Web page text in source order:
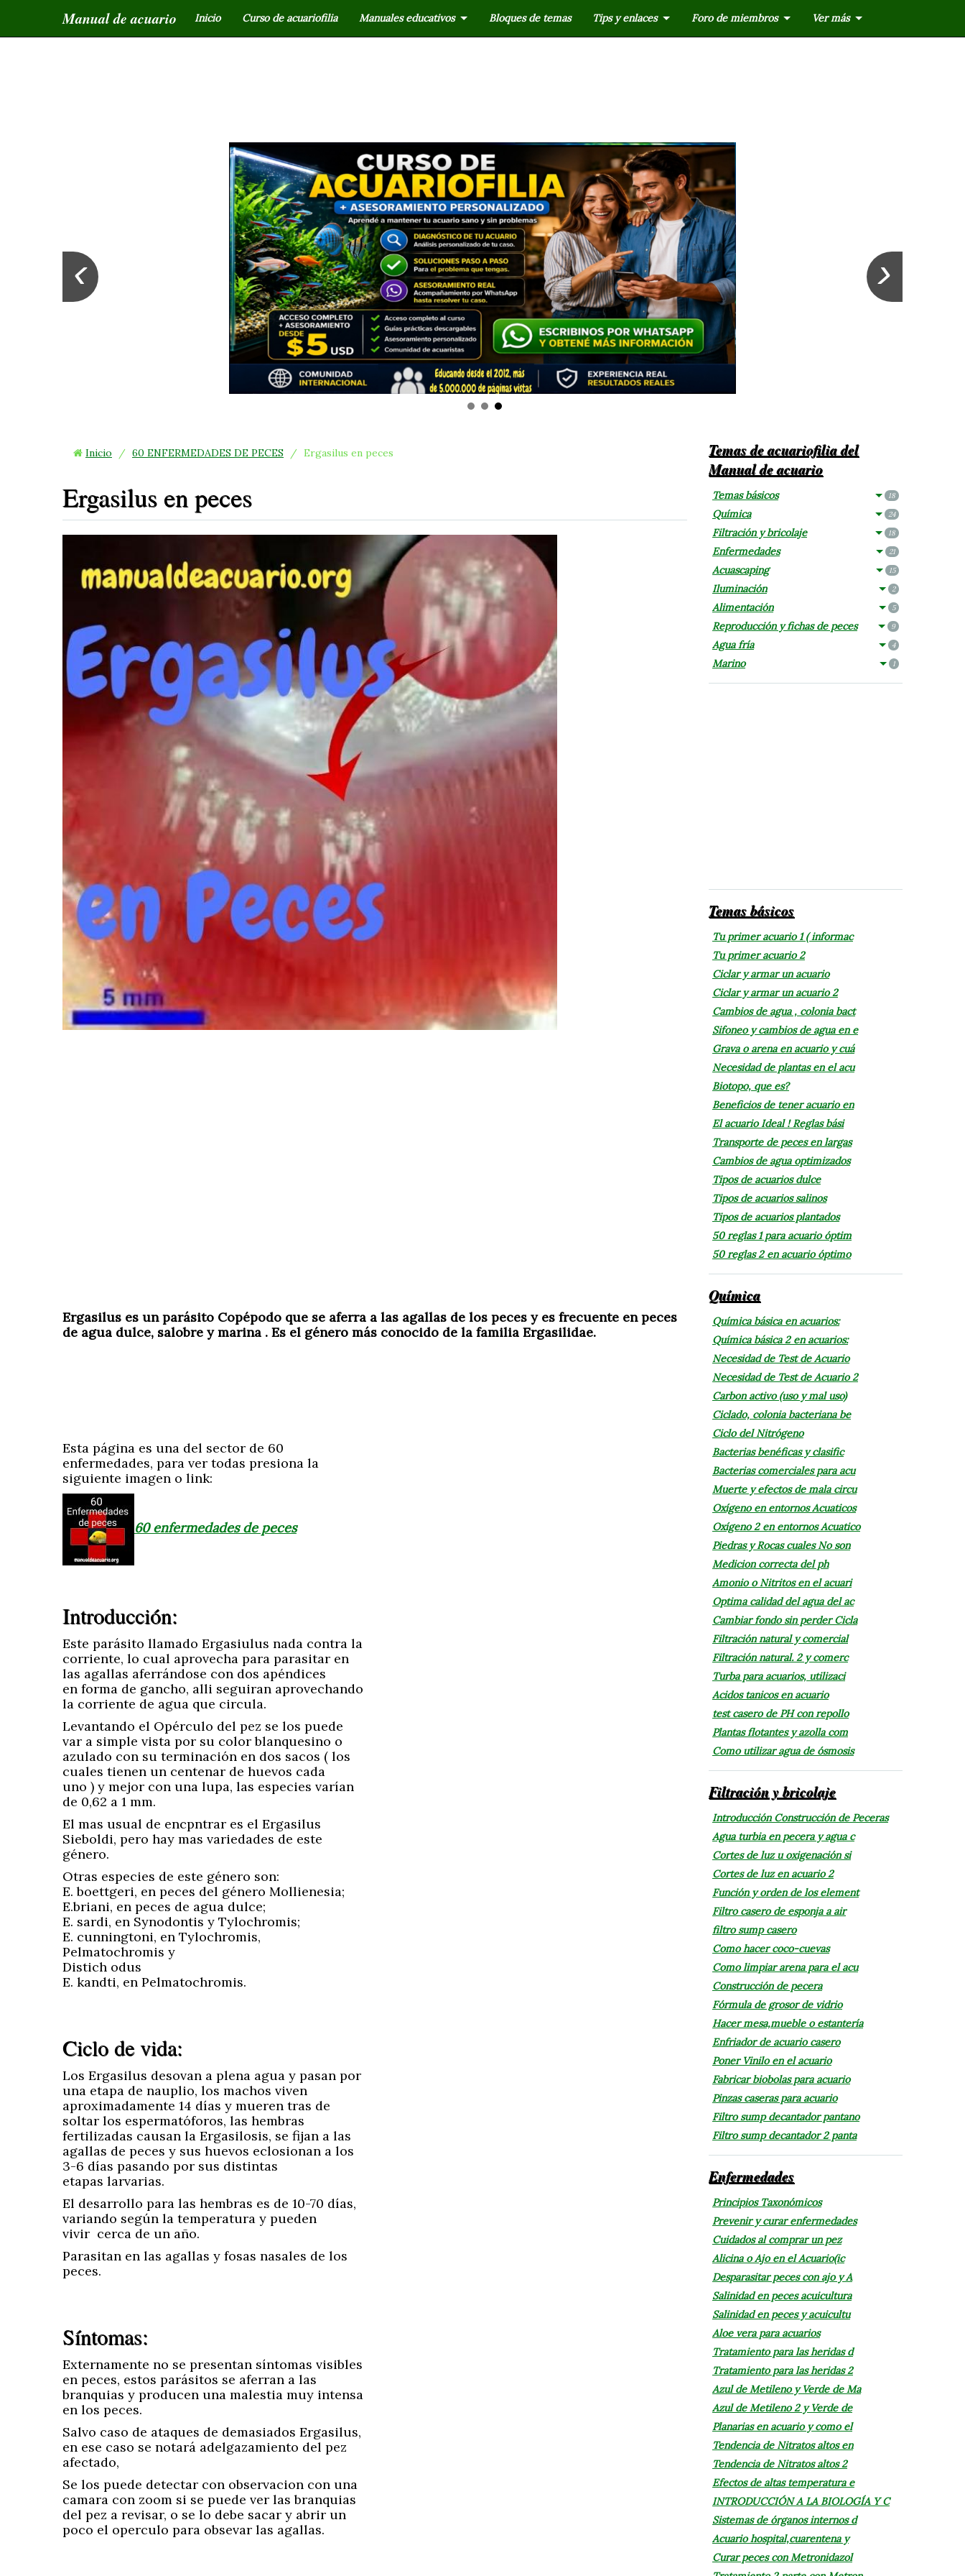
Manual de acuario Inicio Curso de acuariofilia Manuales educativos Bloques de temas Tips y enlaces Foro de miembros Ver más
‹ ›
Inicio / 60 ENFERMEDADES DE PECES / Ergasilus en peces
Ergasilus en peces
Ergasilus es un parásito Copépodo que se aferra a las agallas de los peces y es frecuente en peces
de agua dulce, salobre y marina . Es el género más conocido de la familia Ergasilidae.
Esta página es una del sector de 60
enfermedades, para ver todas presiona la
siguiente imagen o link:
60 enfermedades de peces
Introducción:
Este parásito llamado Ergasiulus nada contra la
corriente, lo cual aprovecha para parasitar en
las agallas aferrándose con dos apéndices
en forma de gancho, alli seguiran aprovechando
la corriente de agua que circula.
Levantando el Opérculo del pez se los puede
var a simple vista por su color blanquesino o
azulado con su terminación en dos sacos ( los
cuales tienen un centenar de huevos cada
uno ) y mejor con una lupa, las especies varían
de 0,62 a 1 mm.
El mas usual de encpntrar es el Ergasilus
Sieboldi, pero hay mas variedades de este
género.
Otras especies de este género son:
E. boettgeri, en peces del género Mollienesia;
E.briani, en peces de agua dulce;
E. sardi, en Synodontis y Tylochromis;
E. cunningtoni, en Tylochromis,
Pelmatochromis y
Distich odus
E. kandti, en Pelmatochromis.
Ciclo de vida:
Los Ergasilus desovan a plena agua y pasan por
una etapa de nauplio, los machos viven
aproximadamente 14 días y mueren tras de
soltar los espermatóforos, las hembras
fertilizadas causan la Ergasilosis, se fijan a las
agallas de peces y sus huevos eclosionan a los
3-6 días pasando por sus distintas
etapas larvarias.
El desarrollo para las hembras es de 10-70 días,
variando según la temperatura y pueden
vivir cerca de un año.
Parasitan en las agallas y fosas nasales de los
peces.
Síntomas:
Externamente no se presentan síntomas visibles
en peces, estos parásitos se aferran a las
branquias y producen una malestia muy intensa
en los peces.
Salvo caso de ataques de demasiados Ergasilus,
en ese caso se notará adelgazamiento del pez
afectado,
Se los puede detectar con observacion con una
camara con zoom si se puede ver las branquias
del pez a revisar, o se lo debe sacar y abrir un
poco el operculo para obsevar las agallas.
Temas de acuariofilia del
Manual de acuario
Temas básicos 18
Química 24
Filtración y bricolaje 18
Enfermedades 21
Acuascaping 15
Iluminación 2
Alimentación 5
Reproducción y fichas de peces 9
Agua fría 4
Marino 1
Temas básicos
Tu primer acuario 1 ( informac
Tu primer acuario 2
Ciclar y armar un acuario
Ciclar y armar un acuario 2
Cambios de agua , colonia bact
Sifoneo y cambios de agua en e
Grava o arena en acuario y cuá
Necesidad de plantas en el acu
Biotopo, que es?
Beneficios de tener acuario en
El acuario Ideal ! Reglas bási
Transporte de peces en largas
Cambios de agua optimizados
Tipos de acuarios dulce
Tipos de acuarios salinos
Tipos de acuarios plantados
50 reglas 1 para acuario óptim
50 reglas 2 en acuario óptimo
Química
Química básica en acuarios:
Química básica 2 en acuarios:
Necesidad de Test de Acuario
Necesidad de Test de Acuario 2
Carbon activo (uso y mal uso)
Ciclado, colonia bacteriana be
Ciclo del Nitrógeno
Bacterias benéficas y clasific
Bacterias comerciales para acu
Muerte y efectos de mala circu
Oxígeno en entornos Acuaticos
Oxígeno 2 en entornos Acuatico
Piedras y Rocas cuales No son
Medicion correcta del ph
Amonio o Nitritos en el acuari
Optima calidad del agua del ac
Cambiar fondo sin perder Cicla
Filtración natural y comercial
Filtración natural. 2 y comerc
Turba para acuarios, utilizaci
Acidos tanicos en acuario
test casero de PH con repollo
Plantas flotantes y azolla com
Como utilizar agua de ósmosis
Filtración y bricolaje
Introducción Construcción de Peceras
Agua turbia en pecera y agua c
Cortes de luz u oxigenación si
Cortes de luz en acuario 2
Función y orden de los element
Filtro casero de esponja a air
filtro sump casero
Como hacer coco-cuevas
Como limpiar arena para el acu
Construcción de pecera
Fórmula de grosor de vidrio
Hacer mesa,mueble o estantería
Enfriador de acuario casero
Poner Vinilo en el acuario
Fabricar biobolas para acuario
Pinzas caseras para acuario
Filtro sump decantador pantano
Filtro sump decantador 2 panta
Enfermedades
Principios Taxonómicos
Prevenir y curar enfermedades
Cuidados al comprar un pez
Alicina o Ajo en el Acuario(ic
Desparasitar peces con ajo y A
Salinidad en peces acuicultura
Salinidad en peces y acuicultu
Aloe vera para acuarios
Tratamiento para las heridas d
Tratamiento para las heridas 2
Azul de Metileno y Verde de Ma
Azul de Metileno 2 y Verde de
Planarias en acuario y como el
Tendencia de Nitratos altos en
Tendencia de Nitratos altos 2
Efectos de altas temperatura e
INTRODUCCIÓN A LA BIOLOGÍA Y C
Sistemas de órganos internos d
Acuario hospital,cuarentena y
Curar peces con Metronidazol